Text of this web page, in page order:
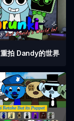
拍 Dandy的世界